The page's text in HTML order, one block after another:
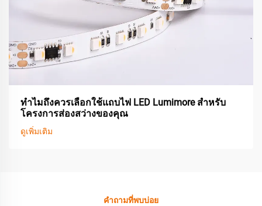
ทำไมถึงควรเลือกใช้แถบไฟ LED Lumimore สำหรับ
โครงการส่องสว่างของคุณ
ดูเพิ่มเติม
คำถามที่พบบ่อย